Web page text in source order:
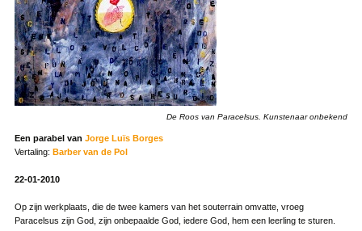
De Roos van Paracelsus. Kunstenaar onbekend
Een parabel van Jorge Luïs Borges
Vertaling: Barber van de Pol
22-01-2010
Op zijn werkplaats, die de twee kamers van het souterrain omvatte, vroeg
Paracelsus zijn God, zijn onbepaalde God, iedere God, hem een leerling te sturen.